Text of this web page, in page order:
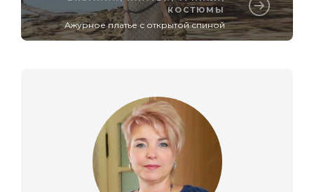
КОСТЮМЫ
Ажурное платье с открытой спиной